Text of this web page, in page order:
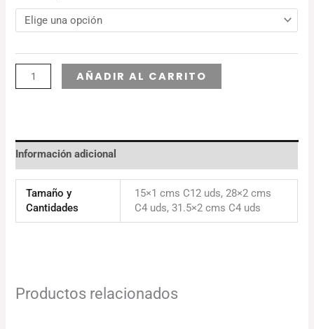
AÑADIR AL CARRITO
Información adicional
Tamaño y
Cantidades
15×1 cms C12 uds, 28×2 cms
C4 uds, 31.5×2 cms C4 uds
Productos relacionados